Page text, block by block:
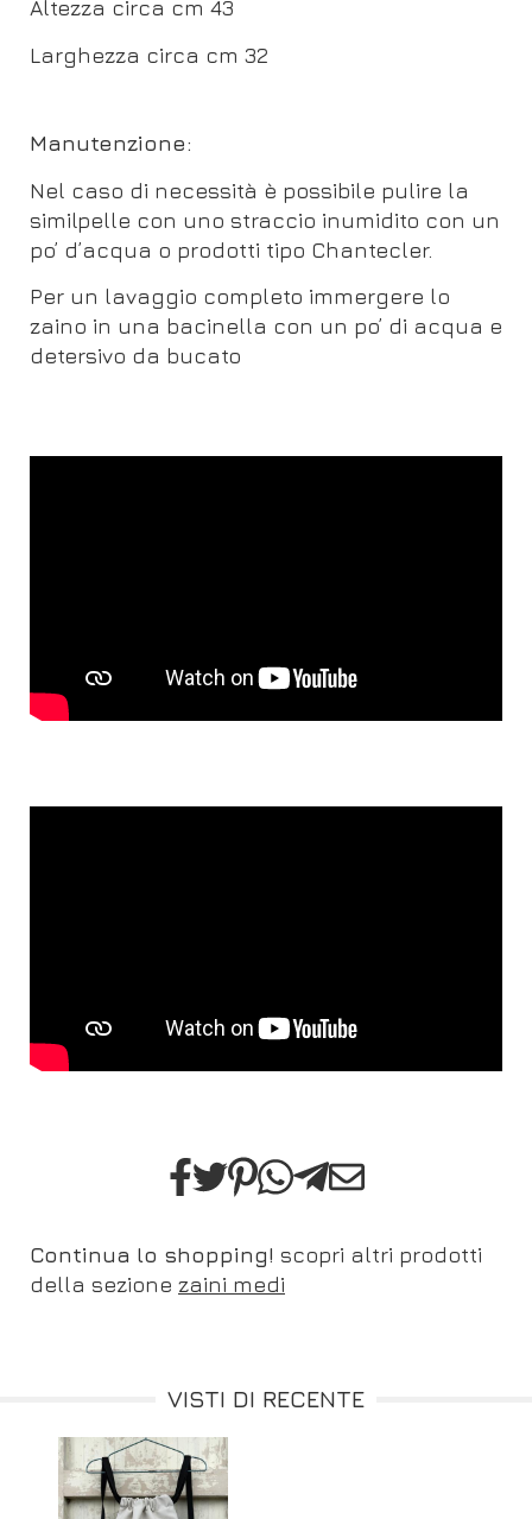
Altezza circa cm 43
Larghezza circa cm 32
Manutenzione:
Nel caso di necessità è possibile pulire la
similpelle con uno straccio inumidito con un
po’ d’acqua o prodotti tipo Chantecler.
Per un lavaggio completo immergere lo
zaino in una bacinella con un po’ di acqua e
detersivo da bucato
Continua lo shopping! scopri altri prodotti
della sezione zaini medi
VISTI DI RECENTE